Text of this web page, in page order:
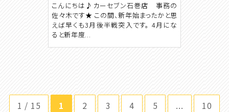
こんにちは♪カーセブン石巻店 事務の
佐々木です★ この間、新年始まったかと思
えば早くも3月後半戦突入です。 4月にな
ると新年度...
1 / 15 1 2 3 4 5 ...
10